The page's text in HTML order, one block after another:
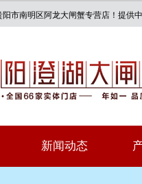
市南明区阿龙大闸蟹专营店！提供
新闻动态